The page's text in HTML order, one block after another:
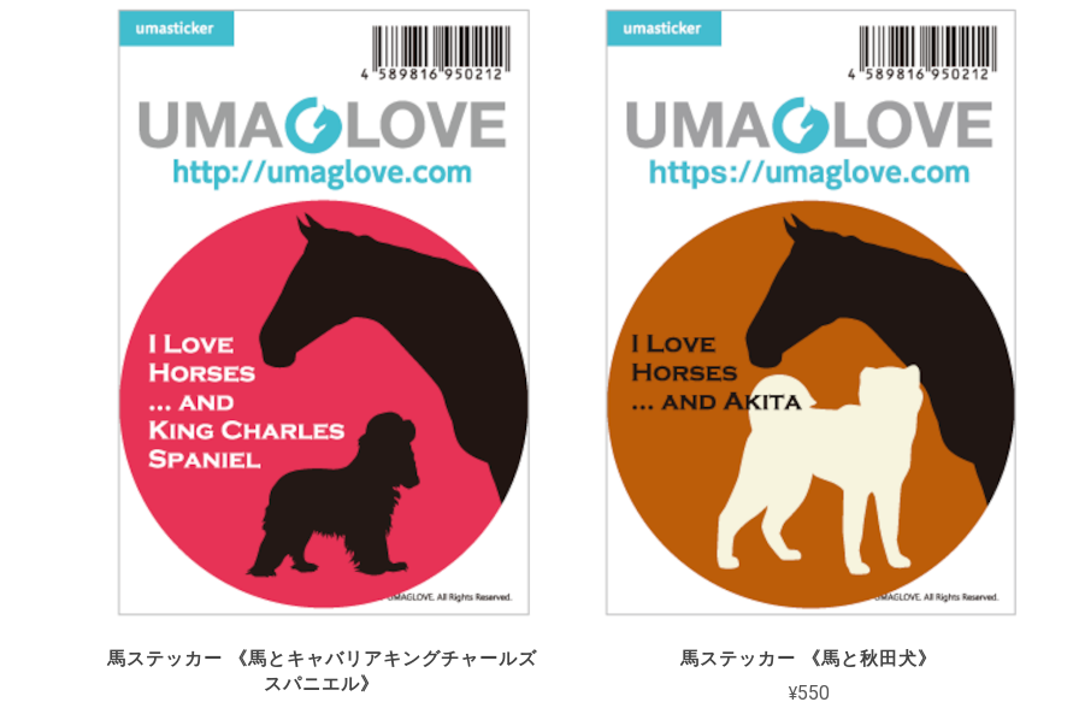
馬ステッカー 《馬とキャバリアキングチャールズ
スパニエル》
馬ステッカー 《馬と秋田犬》
¥550